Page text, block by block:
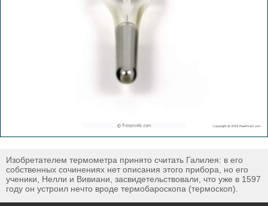
Изобретателем термометра принято считать Галилея: в его
собственных сочинениях нет описания этого прибора, но его
ученики, Нелли и Вивиани, засвидетельствовали, что уже в 1597
году он устроил нечто вроде термобароскопа (термоскоп).